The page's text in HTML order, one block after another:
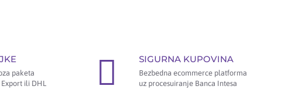
paketa
ili DHL
SIGURNA KUPOVINA
Bezbedna ecommerce platforma
uz procesuiranje Banca Intesa